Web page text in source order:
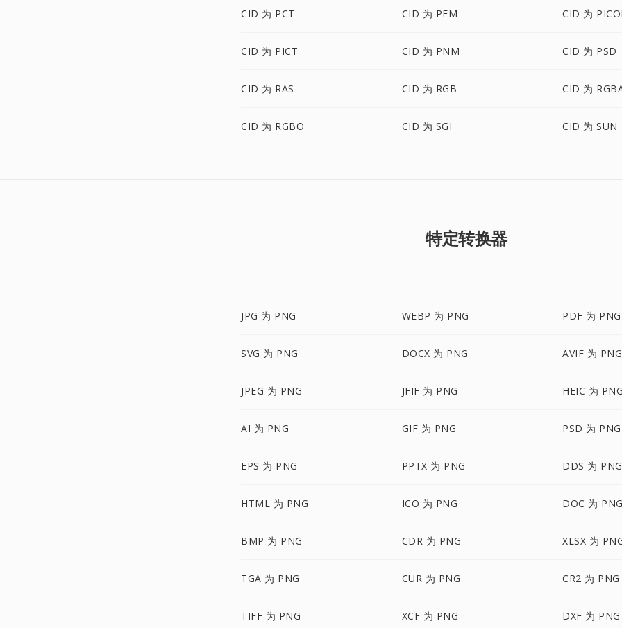
CID 为 PCT CID 为 PFM CID 为
CID 为 PICT CID 为 PNM CID 为 PSD
CID 为 RAS CID 为 RGB CID 为
CID 为 RGBO CID 为 SGI CID 为 SUN
特定转换器
JPG 为 PNG WEBP 为 PNG PDF 为 PNG
SVG 为 PNG DOCX 为 PNG AVIF 为 PNG
JPEG 为 PNG JFIF 为 PNG HEIC 为
AI 为 PNG GIF 为 PNG PSD 为 PNG
EPS 为 PNG PPTX 为 PNG DDS 为 PNG
HTML 为 PNG ICO 为 PNG DOC 为
BMP 为 PNG CDR 为 PNG XLSX 为
TGA 为 PNG CUR 为 PNG CR2 为 PNG
TIFF 为 PNG XCF 为 PNG DXF 为 PNG